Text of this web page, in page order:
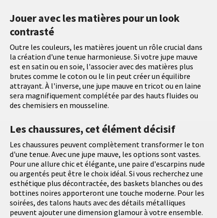
Jouer avec les matières pour un look
contrasté
Outre les couleurs, les matières jouent un rôle crucial dans
la création d'une tenue harmonieuse. Si votre jupe mauve
est en satin ou en soie, l'associer avec des matières plus
brutes comme le coton ou le lin peut créer un équilibre
attrayant. À l'inverse, une jupe mauve en tricot ou en laine
sera magnifiquement complétée par des hauts fluides ou
des chemisiers en mousseline.
Les chaussures, cet élément décisif
Les chaussures peuvent complètement transformer le ton
d'une tenue. Avec une jupe mauve, les options sont vastes.
Pour une allure chic et élégante, une paire d'escarpins nude
ou argentés peut être le choix idéal. Si vous recherchez une
esthétique plus décontractée, des baskets blanches ou des
bottines noires apporteront une touche moderne. Pour les
soirées, des talons hauts avec des détails métalliques
peuvent ajouter une dimension glamour à votre ensemble.